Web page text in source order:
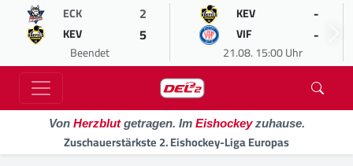
ECK 2
KEV 5
Beendet
KEV -
VIF -
21.08. 15:00 Uhr
Von Herzblutgetragen. Im Eishockeyzuhause.
Zuschauerstärkste 2. Eishockey-Liga Europas